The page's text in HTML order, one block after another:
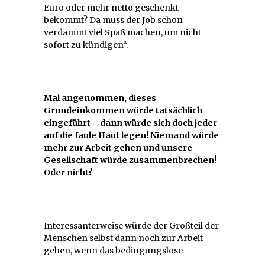
Euro oder mehr netto geschenkt
bekommt? Da muss der Job schon
verdammt viel Spaß machen, um nicht
sofort zu kündigen“.
Mal angenommen, dieses
Grundeinkommen würde tatsächlich
eingeführt – dann würde sich doch jeder
auf die faule Haut legen! Niemand würde
mehr zur Arbeit gehen und unsere
Gesellschaft würde zusammenbrechen!
Oder nicht?
Interessanterweise würde der Großteil der
Menschen selbst dann noch zur Arbeit
gehen, wenn das bedingungslose